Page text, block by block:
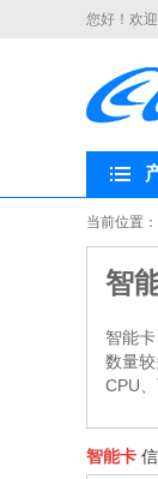
您好！欢
当前位置：
智
智能
数量
CPU
智能卡